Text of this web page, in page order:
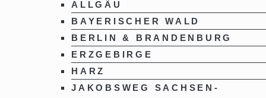
ALLGÄU
BAYERISCHER WALD
BERLIN & BRANDENBURG
ERZGEBIRGE
HARZ
JAKOBSWEG SACHSEN-